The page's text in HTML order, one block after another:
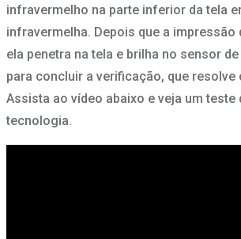
infravermelho na parte inferior da tela
infravermelha. Depois que a impressão
ela penetra na tela e brilha no sensor
para concluir a verificação, que resolve
Assista ao vídeo abaixo e veja um teste
tecnologia.